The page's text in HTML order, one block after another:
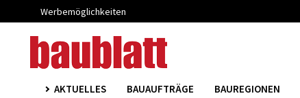
Werbemöglichkeiten
AKTUELLES BAUAUFTRÄGE BAUREGIONEN